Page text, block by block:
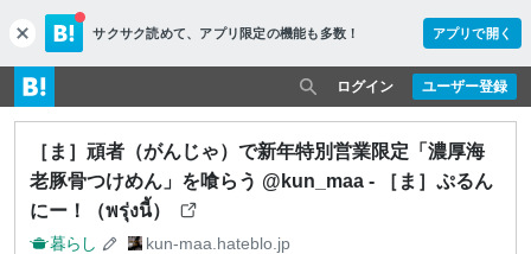
c
l
o
s
e
サクサク読めて、 アプリ限定の機能も多数！ アプリで開く
ユーザー登録
ログイン
［ま］頑者（がんじゃ）で新年特別営業限定「濃厚海
老豚骨つけめん」を喰らう @kun_maa - ［ま］ぷるん
にー！（พรุ่งนี้）
暮らし kun-maa.hateblo.jp